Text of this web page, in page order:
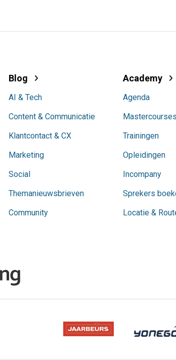
Blog
AI & Tech
Content & Communicatie
Klantcontact & CX
Marketing
Social
Themanieuwsbrieven
Community
Academy
Agenda
Mastercourses
Trainingen
Opleidingen
Incompany
Sprekers
Locatie &